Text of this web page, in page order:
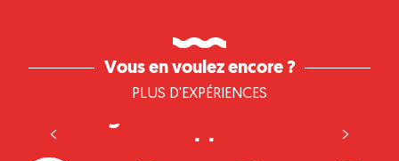
Vous en voulez encore ?
PLUS D'EXPÉRIENCES
sable